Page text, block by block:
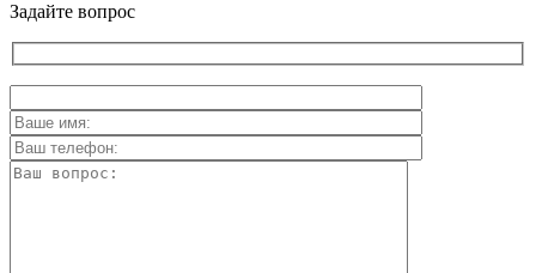
Задайте вопрос